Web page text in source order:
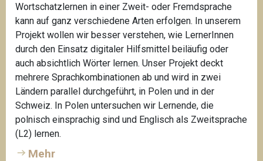
Wortschatzlernen in einer Zweit- oder Fremdsprache
kann auf ganz verschiedene Arten erfolgen. In unserem
Projekt wollen wir besser verstehen, wie LernerInnen
durch den Einsatz digitaler Hilfsmittel beiläufig oder
auch absichtlich Wörter lernen. Unser Projekt deckt
mehrere Sprachkombinationen ab und wird in zwei
Ländern parallel durchgeführt, in Polen und in der
Schweiz. In Polen untersuchen wir Lernende, die
polnisch einsprachig sind und Englisch als Zweitsprache
(L2) lernen.
Mehr